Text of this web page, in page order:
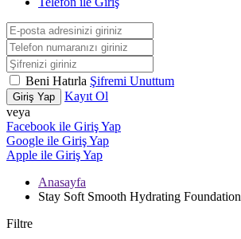
Beni Hatırla Şifremi Unuttum
Giriş Yap
Kayıt Ol
veya
Facebook ile Giriş Yap
Google ile Giriş Yap
Apple ile Giriş Yap
Anasayfa
Stay Soft Smooth Hydrating Foundation
Filtre